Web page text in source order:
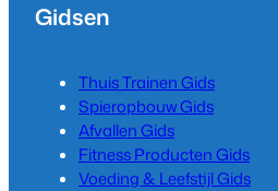
Gidsen
Thuis Trainen Gids
Spieropbouw Gids
Afvallen Gids
Fitness Producten Gids
Voeding & Leefstijl Gids